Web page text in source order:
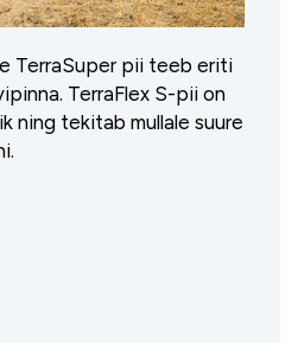
TerraSuper pii teeb eriti
TerraFlex S-pii on
ning tekitab mullale suure